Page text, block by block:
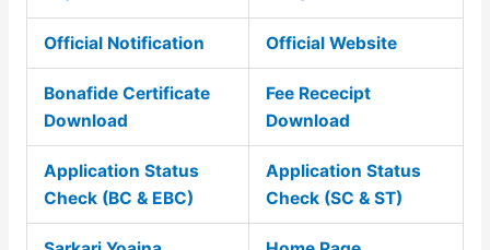
Official Notification Official Website
Bonafide Certificate
Download
Fee Rececipt
Download
Application Status
Check (BC & EBC)
Application Status
Check (SC & ST)